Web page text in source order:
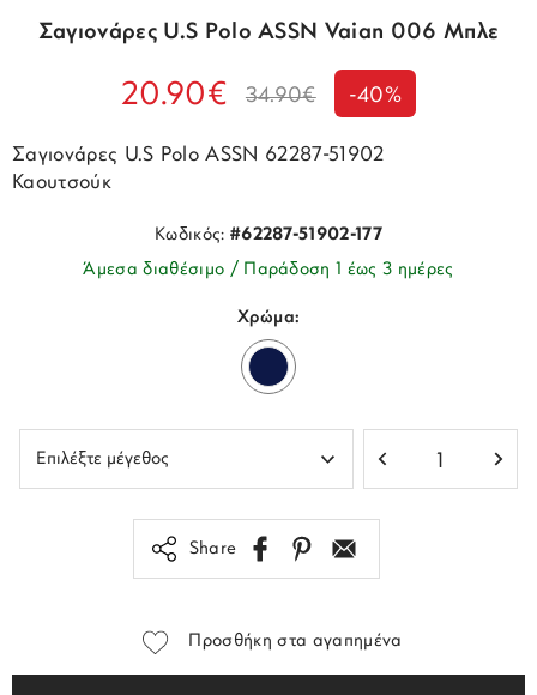
Σαγιονάρες U.S Polo ASSN Vaian 006 Μπλε
20.90€ 34.90€ -40%
Σαγιονάρες U.S Polo ASSN 62287-51902
Καουτσούκ
Κωδικός: #62287-51902-177
Άμεσα διαθέσιμο / Παράδοση 1 έως 3 ημέρες
Χρώμα:
Share
Προσθήκη στα αγαπημένα